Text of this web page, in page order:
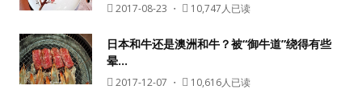
2017-08-23 ・ 10,747人已读
日本和牛还是澳洲和牛？被“御牛道”绕得有些
晕…
2017-12-07 ・ 10,616人已读